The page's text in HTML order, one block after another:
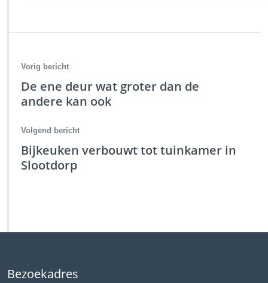
Vorig bericht
De ene deur wat groter dan de
andere kan ook
Volgend bericht
Bijkeuken verbouwt tot tuinkamer in
Slootdorp
Bezoekadres